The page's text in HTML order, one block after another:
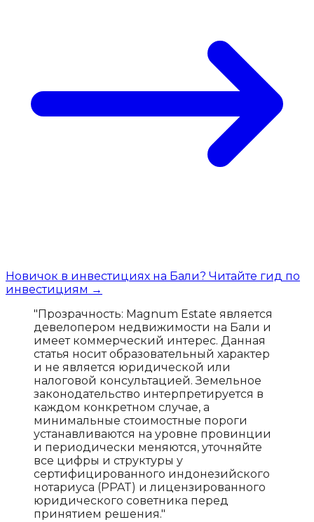
Новичок в инвестициях на Бали? Читайте гид по
инвестициям →
"Прозрачность: Magnum Estate является
девелопером недвижимости на Бали и
имеет коммерческий интерес. Данная
статья носит образовательный характер
и не является юридической или
налоговой консультацией. Земельное
законодательство интерпретируется в
каждом конкретном случае, а
минимальные стоимостные пороги
устанавливаются на уровне провинции
и периодически меняются, уточняйте
все цифры и структуры у
сертифицированного индонезийского
нотариуса (PPAT) и лицензированного
юридического советника перед
принятием решения."